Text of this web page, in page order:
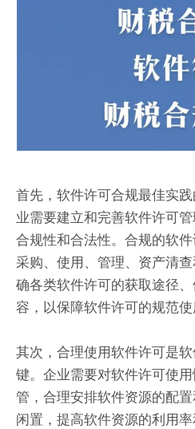
首先，软件许可合规最佳实
业需要建立和完善软件许可
合规性和合法性。合规的软
采购、使用、管理、资产清
确各类软件许可的获取途径
容，以保障软件许可的规范使
其次，合理使用软件许可是
键。企业需要对软件许可使
管，合理安排软件资源的配
闲置，提高软件资源的利用